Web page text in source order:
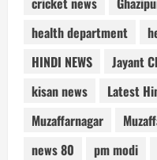
health department
HINDI NEWS
Jayant
kisan news
Latest
Muzaffarnagar
news 80
pm modi